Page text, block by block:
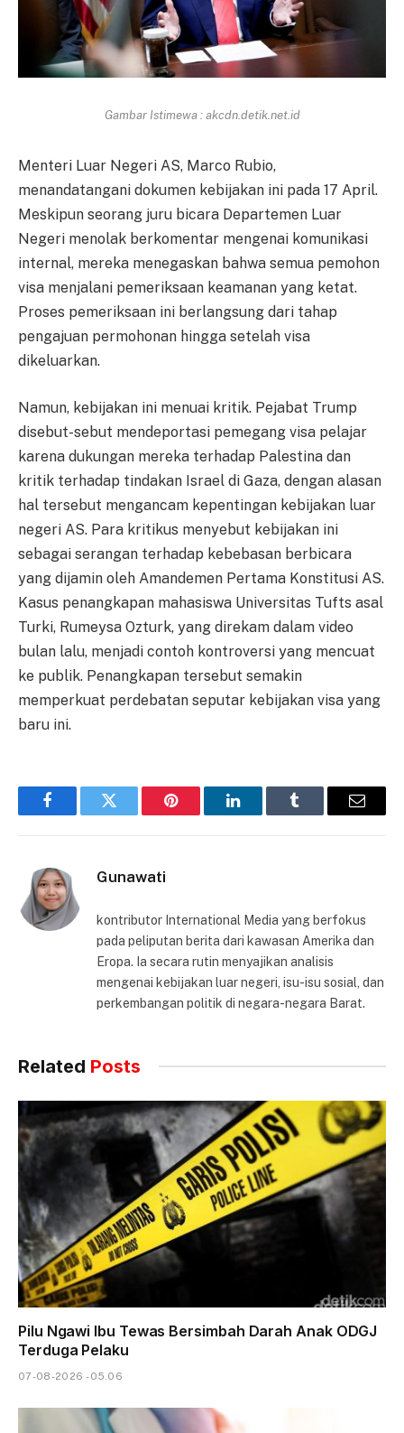
Gambar Istimewa : akcdn.detik.net.id
Menteri Luar Negeri AS, Marco Rubio,
menandatangani dokumen kebijakan ini pada 17 April.
Meskipun seorang juru bicara Departemen Luar
Negeri menolak berkomentar mengenai komunikasi
internal, mereka menegaskan bahwa semua pemohon
visa menjalani pemeriksaan keamanan yang ketat.
Proses pemeriksaan ini berlangsung dari tahap
pengajuan permohonan hingga setelah visa
dikeluarkan.
Namun, kebijakan ini menuai kritik. Pejabat Trump
disebut-sebut mendeportasi pemegang visa pelajar
karena dukungan mereka terhadap Palestina dan
kritik terhadap tindakan Israel di Gaza, dengan alasan
hal tersebut mengancam kepentingan kebijakan luar
negeri AS. Para kritikus menyebut kebijakan ini
sebagai serangan terhadap kebebasan berbicara
yang dijamin oleh Amandemen Pertama Konstitusi AS.
Kasus penangkapan mahasiswa Universitas Tufts asal
Turki, Rumeysa Ozturk, yang direkam dalam video
bulan lalu, menjadi contoh kontroversi yang mencuat
ke publik. Penangkapan tersebut semakin
memperkuat perdebatan seputar kebijakan visa yang
baru ini.
FacebookTwitter Pinterest LinkedInTumblr Email
Gunawati
kontributor International Media yang berfokus
pada peliputan berita dari kawasan Amerika dan
Eropa. Ia secara rutin menyajikan analisis
mengenai kebijakan luar negeri, isu-isu sosial, dan
perkembangan politik di negara-negara Barat.
Related Posts
Pilu Ngawi Ibu Tewas Bersimbah Darah Anak ODGJ
Terduga Pelaku
07-08-2026 - 05.06